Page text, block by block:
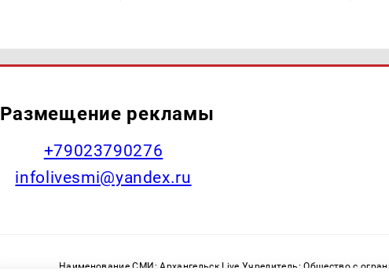
Размещение рекламы
+79023790276
infolivesmi@yandex.ru
Наименование СМИ: Архангельск Live Учредитель: Общество с